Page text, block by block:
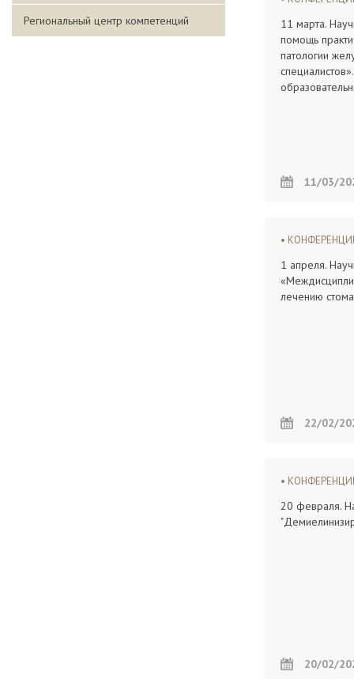
Региональный центр компетенций
11 марта.
помощь
патологии
11/03/
1 апреля.
лечению
22/02/
20 февраля.
20/02/